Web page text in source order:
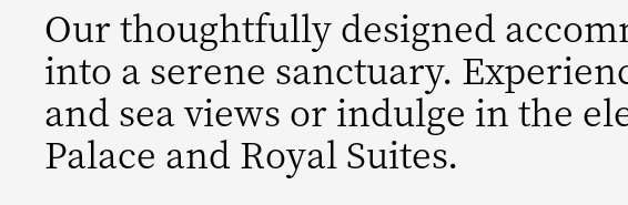
Our thoughtfully designed
into a serene sanctuary.
and sea views or indulge in the
Palace and Royal Suites.